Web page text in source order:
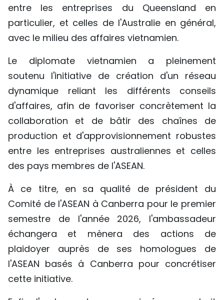
entre les entreprises du Queensland en
particulier, et celles de l'Australie en général,
avec le milieu des affaires vietnamien.
Le diplomate vietnamien a pleinement
soutenu l'initiative de création d'un réseau
dynamique reliant les différents conseils
d'affaires, afin de favoriser concrètement la
collaboration et de bâtir des chaînes de
production et d'approvisionnement robustes
entre les entreprises australiennes et celles
des pays membres de l'ASEAN.
À ce titre, en sa qualité de président du
Comité de l'ASEAN à Canberra pour le premier
semestre de l'année 2026, l'ambassadeur
échangera et mènera des actions de
plaidoyer auprès de ses homologues de
l'ASEAN basés à Canberra pour concrétiser
cette initiative.